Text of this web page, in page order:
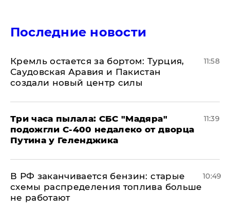
Последние новости
​Кремль остается за бортом: Турция,
Саудовская Аравия и Пакистан
создали новый центр силы
11:58
Три часа пылала: СБС "Мадяра"
подожгли С-400 недалеко от дворца
Путина у Геленджика
11:39
​В РФ заканчивается бензин: старые
схемы распределения топлива больше
не работают
10:49